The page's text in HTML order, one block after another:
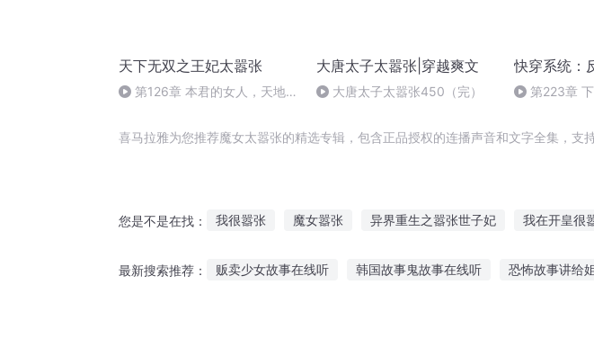
天下无双之王妃太嚣张
第126章 本君的女人，天地尚
大唐太子太嚣张|穿越爽文
大唐太子太嚣张450（完）
快穿系统：
第223章
喜马拉雅为您推荐魔女太嚣张的精选专辑，包含正品授权的连播声音和文字全集，支
您是不是在找： 我很嚣张 魔女嚣张 异界重生之嚣张世子妃 我在开皇很
最新搜索推荐： 贩卖少女故事在线听 韩国故事鬼故事在线听 恐怖故事讲给